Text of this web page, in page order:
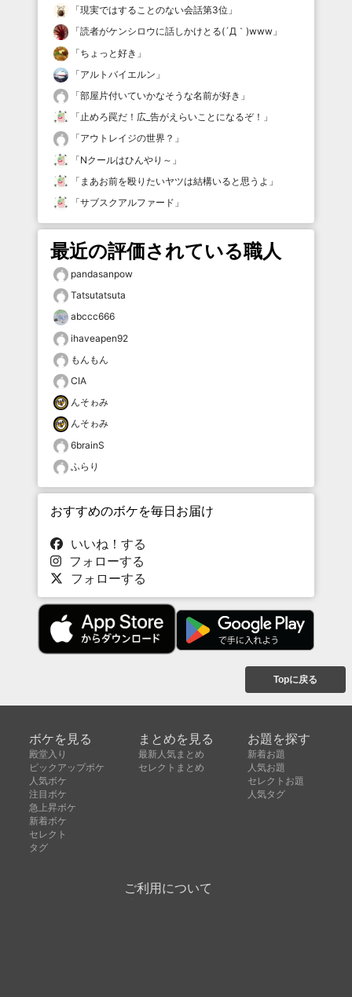
「現実ではすることのない会話第3位 」
「読者がケンシロウに話しかけとる(´Д｀)www 」
「ちょっと好き 」
「アルトバイエルン 」
「部屋片付いていかなそうな名前が好き 」
「止めろ罠だ！広_告がえらいことになるぞ！ 」
「アウトレイジの世界？ 」
「Nクールはひんやり～ 」
「 まあお前を殴りたいヤツは結構いると思うよ 」
「サブスクアルファード 」
最近の評価されている職人
pandasanpow
Tatsutatsuta
abccc666
ihaveapen92
もんもん
CIA
んそゎみ
んそゎみ
6brainS
ふらり
おすすめのボケを毎日お届け
いいね！する
フォローする
フォローする
Topに戻る
ボケを見る
殿堂入り
ピックアップボケ
人気ボケ
注目ボケ
急上昇ボケ
新着ボケ
セレクト
タグ
まとめを見る
最新人気まとめ
セレクトまとめ
お題を探す
新着お題
人気お題
セレクトお題
人気タグ
ご利用について